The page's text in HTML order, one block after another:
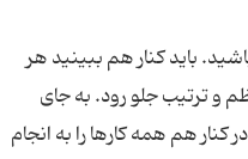
باید کنار هم ببینید هر
و ترتیب جلو رود. به جای
هم همه کارها را به انجام